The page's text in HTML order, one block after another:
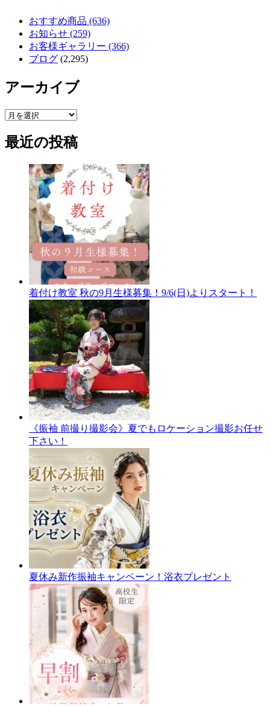
おすすめ商品 (636)
お知らせ (259)
お客様ギャラリー (366)
ブログ (2,295)
アーカイブ
ア
カ
イ
最近の投稿
着付け教室 秋の9月生様募集！9/6(日)よりスタート！
《振袖 前撮り撮影会》夏でもロケーション撮影お任せ
下さい！
夏休み新作振袖キャンペーン！浴衣プレゼント